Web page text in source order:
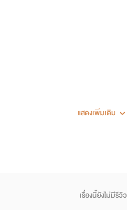
แสดงเพิ่มเติม
เรื่องนี้ยังไม่มีรีวิว